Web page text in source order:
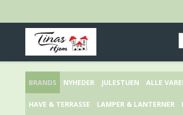
BRANDS NYHEDER JULESTUEN ALLE
HAVE & TERRASSE LAMPER & LANTERNER